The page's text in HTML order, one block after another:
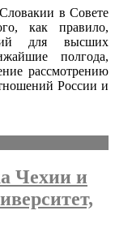
в Совете
как правило,
для высших
полгода,
рассмотрению
России и
Чехии и